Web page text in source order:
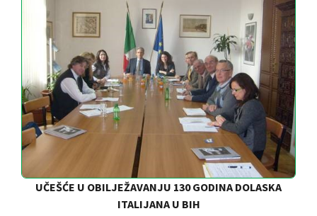
UČEŠĆE U OBILJEŽAVANJU 130 GODINA DOLASKA
ITALIJANA U BIH